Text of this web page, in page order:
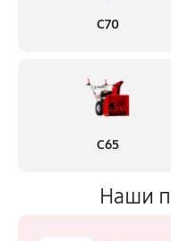
С70
С65
Наши